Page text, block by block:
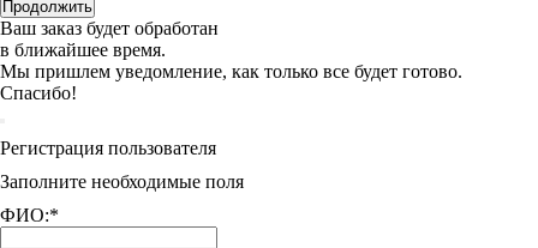
Продолжить
Ваш заказ будет обработан
в ближайшее время.
Мы пришлем уведомление, как только все будет готово.
Спасибо!
Регистрация пользователя
Заполните необходимые поля
ФИО:*